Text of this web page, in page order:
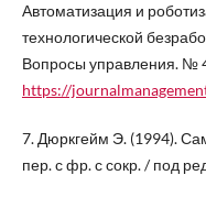
Автоматизация и
технологической
Вопросы управления. №
https://
7. Дюркгейм Э. (1994).
пер. с фр. с сокр. / под